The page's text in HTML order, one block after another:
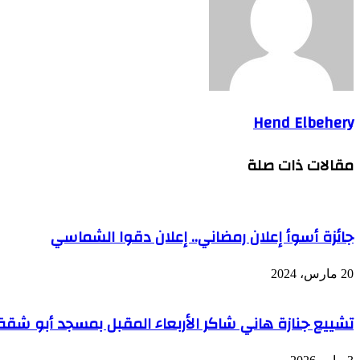
Hend Elbehery
مقالات ذات صلة
جائزة أسوأ إعلان رمضاني.. إعلان دقوا الشماسي
20 مارس، 2024
تشييع جنازة هاني شاكر الأربعاء المقبل بمسجد أبو